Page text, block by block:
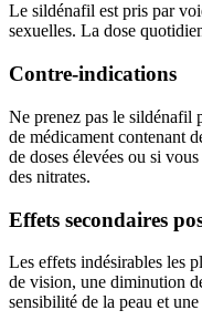
Le sildénafil est pris par
sexuelles. La dose
Contre-indications
Ne prenez pas le sildénafil
de médicament contenant
de doses élevées ou si
des nitrates.
Effets secondaires
Les effets indésirables les
de vision, une diminution
sensibilité de la peau et